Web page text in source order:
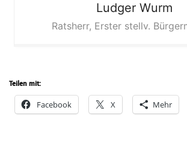
Ludger Wurm
Ratsherr, Erster stellv.
Teilen mit:
Facebook X Mehr